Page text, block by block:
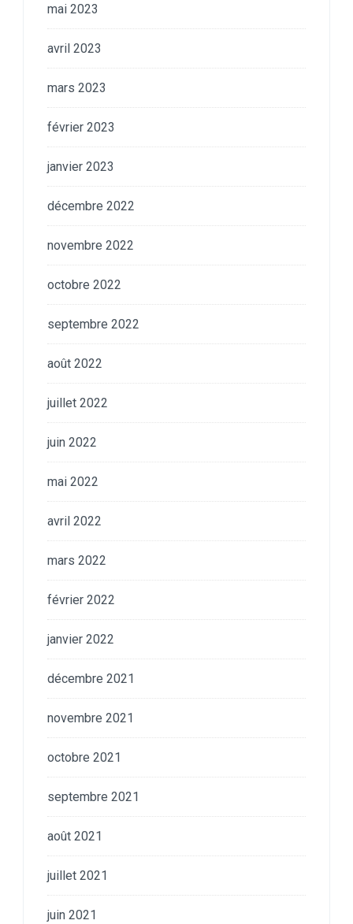
mai 2023
avril 2023
mars 2023
février 2023
janvier 2023
décembre 2022
novembre 2022
octobre 2022
septembre 2022
août 2022
juillet 2022
juin 2022
mai 2022
avril 2022
mars 2022
février 2022
janvier 2022
décembre 2021
novembre 2021
octobre 2021
septembre 2021
août 2021
juillet 2021
juin 2021